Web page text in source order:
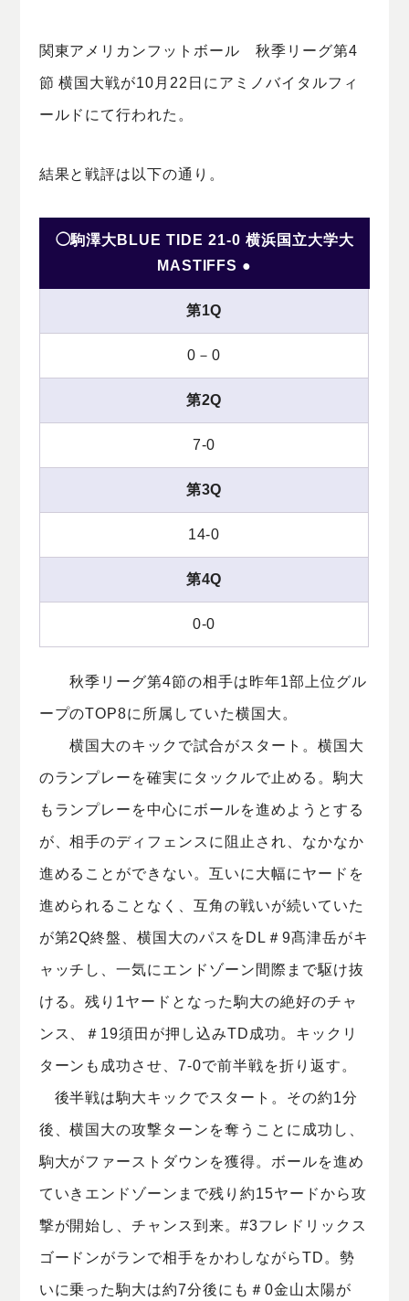
関東アメリカンフットボール 秋季リーグ第4
節 横国大戦が10月22日にアミノバイタルフィ
ールドにて行われた。
結果と戦評は以下の通り。
◯駒澤大BLUE TIDE 21-0 横浜国立大学大
MASTIFFS ●
第1Q
0－0
第2Q
7-0
第3Q
14-0
第4Q
0-0
秋季リーグ第4節の相手は昨年1部上位グル
ープのTOP8に所属していた横国大。
横国大のキックで試合がスタート。横国大
のランプレーを確実にタックルで止める。駒大
もランプレーを中心にボールを進めようとする
が、相手のディフェンスに阻止され、なかなか
進めることができない。互いに大幅にヤードを
進められることなく、互角の戦いが続いていた
が第2Q終盤、横国大のパスをDL＃9髙津岳がキ
ャッチし、一気にエンドゾーン間際まで駆け抜
ける。残り1ヤードとなった駒大の絶好のチャ
ンス、＃19須田が押し込みTD成功。キックリ
ターンも成功させ、7-0で前半戦を折り返す。
後半戦は駒大キックでスタート。その約1分
後、横国大の攻撃ターンを奪うことに成功し、
駒大がファーストダウンを獲得。ボールを進め
ていきエンドゾーンまで残り約15ヤードから攻
撃が開始し、チャンス到来。#3フレドリックス
ゴードンがランで相手をかわしながらTD。勢
いに乗った駒大は約7分後にも＃0金山太陽が